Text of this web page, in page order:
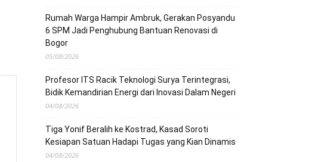
Rumah Warga Hampir Ambruk, Gerakan Posyandu
6 SPM Jadi Penghubung Bantuan Renovasi di
Bogor
05/08/2026
Profesor ITS Racik Teknologi Surya Terintegrasi,
Bidik Kemandirian Energi dari Inovasi Dalam Negeri
04/08/2026
Tiga Yonif Beralih ke Kostrad, Kasad Soroti
Kesiapan Satuan Hadapi Tugas yang Kian Dinamis
04/08/2026